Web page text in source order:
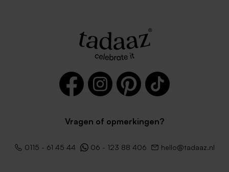
ontwerp mat papier
Dubbele vierkante kaart van
mat papier
Extra
groot
Vragen of opmerkingen?
0115 - 61 45 44 06 - 123 88 406 hello@tadaaz.nl